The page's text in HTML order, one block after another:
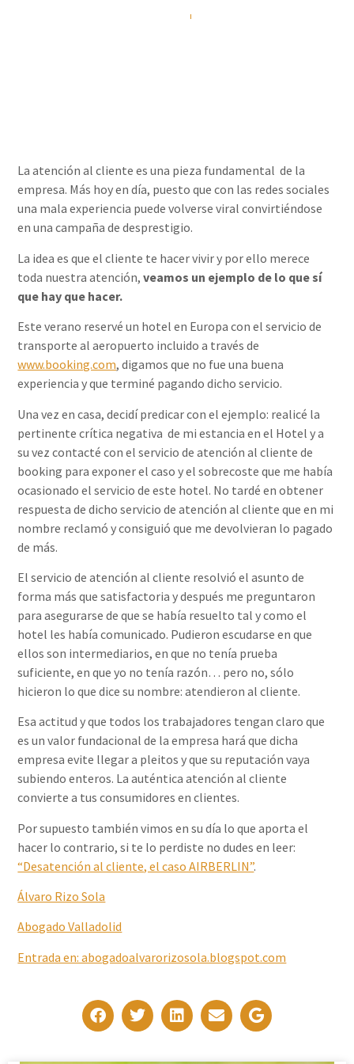
La atención al cliente es una pieza fundamental de la
empresa. Más hoy en día, puesto que con las redes sociales
una mala experiencia puede volverse viral convirtiéndose
en una campaña de desprestigio.
La idea es que el cliente te hacer vivir y por ello merece
toda nuestra atención,veamos un ejemplo de lo que sí
que hay que hacer.
Este verano reservé un hotel en Europa con el servicio de
transporte al aeropuerto incluido a través de
www.booking.com, digamos que no fue una buena
experiencia y que terminé pagando dicho servicio.
Una vez en casa, decidí predicar con el ejemplo: realicé la
pertinente crítica negativa de mi estancia en el Hotel y a
su vez contacté con el servicio de atención al cliente de
booking para exponer el caso y el sobrecoste que me había
ocasionado el servicio de este hotel. No tardé en obtener
respuesta de dicho servicio de atención al cliente que en mi
nombre reclamó y consiguió que me devolvieran lo pagado
de más.
El servicio de atención al cliente resolvió el asunto de
forma más que satisfactoria y después me preguntaron
para asegurarse de que se había resuelto tal y como el
hotel les había comunicado. Pudieron escudarse en que
ellos son intermediarios, en que no tenía prueba
suficiente, en que yo no tenía razón… pero no, sólo
hicieron lo que dice su nombre: atendieron al cliente.
Esa actitud y que todos los trabajadores tengan claro que
es un valor fundacional de la empresa hará que dicha
empresa evite llegar a pleitos y que su reputación vaya
subiendo enteros. La auténtica atención al cliente
convierte a tus consumidores en clientes.
Por supuesto también vimos en su día lo que aporta el
hacer lo contrario, si te lo perdiste no dudes en leer:
“Desatención al cliente, el caso AIRBERLIN”.
Álvaro Rizo Sola
Abogado Valladolid
Entrada en: abogadoalvarorizosola.blogspot.com